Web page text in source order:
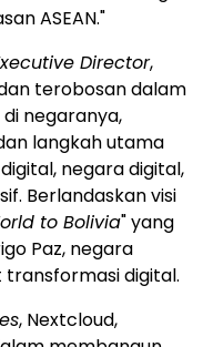
ASEAN."
Director,
terobosan dalam
di negaranya,
langkah utama
negara digital,
Berlandaskan visi
to Bolivia" yang
Paz, negara
digital.
, Nextcloud,